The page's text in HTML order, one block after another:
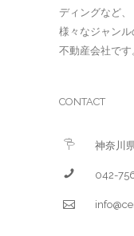
ディングなど、
様々なジャン
不動産会社です
CONTACT
神奈川
042-